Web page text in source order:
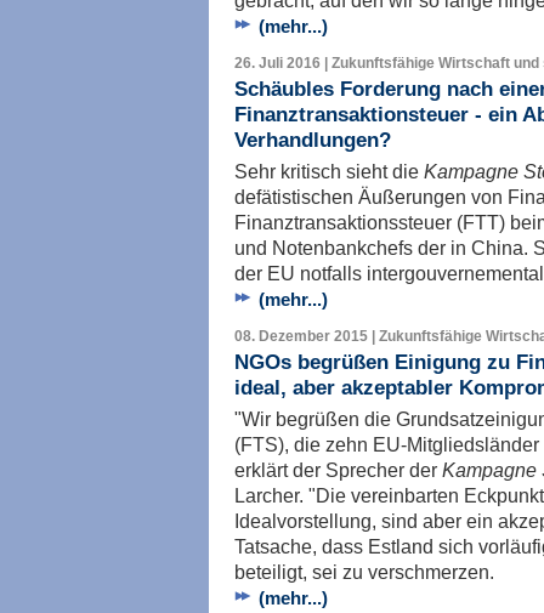
(mehr...)
26. Juli 2016 | Zukunftsfähige Wirtschaft
Schäubles Forderung nach
Finanztransaktionsteuer - ein
Verhandlungen?
Sehr kritisch sieht die Kampagne
defätistischen Äußerungen von
Finanztransaktionssteuer (FTT)
und Notenbankchefs der in China.
der EU notfalls
(mehr...)
08. Dezember 2015 | Zukunftsfähige
NGOs begrüßen Einigung zu
ideal, aber akzeptabler
"Wir begrüßen die
(FTS), die zehn EU-
erklärt der Sprecher der Kampagne
Larcher. "Die vereinbarten
Idealvorstellung, sind aber ein
Tatsache, dass Estland sich
beteiligt, sei zu verschmerzen.
(mehr...)